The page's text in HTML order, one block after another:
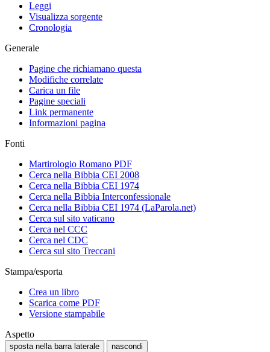
Leggi
Visualizza sorgente
Cronologia
Generale
Pagine che richiamano questa
Modifiche correlate
Carica un file
Pagine speciali
Link permanente
Informazioni pagina
Fonti
Martirologio Romano PDF
Cerca nella Bibbia CEI 2008
Cerca nella Bibbia CEI 1974
Cerca nella Bibbia Interconfessionale
Cerca nella Bibbia CEI 1974 (LaParola.net)
Cerca sul sito vaticano
Cerca nel CCC
Cerca nel CDC
Cerca sul sito Treccani
Stampa/esporta
Crea un libro
Scarica come PDF
Versione stampabile
Aspetto
sposta nella barra laterale nascondi